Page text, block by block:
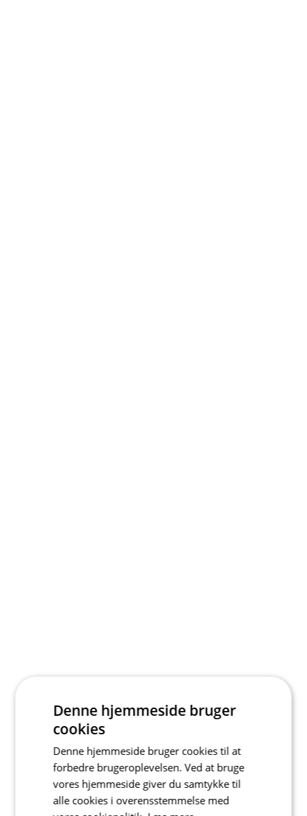
Denne hjemmeside bruger
cookies
Denne hjemmeside bruger cookies til at
forbedre brugeroplevelsen. Ved at bruge
vores hjemmeside giver du samtykke til
alle cookies i overensstemmelse med